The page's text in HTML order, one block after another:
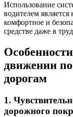
Использование
водителем
комфортное и
средстве даже в
движении
дорогам
1.
дорожного